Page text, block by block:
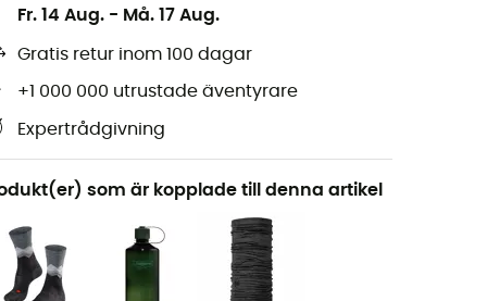
Fr. 14 Aug. - Må. 17 Aug.
Gratis retur inom 100 dagar
+1 000 000 utrustade äventyrare
Expertrådgivning
som är kopplade till denna artikel